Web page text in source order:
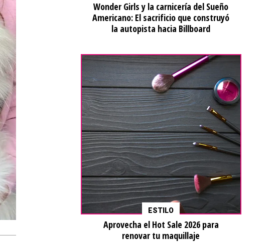
Wonder Girls y la carnicería del Sueño
Americano: El sacrificio que construyó
la autopista hacia Billboard
ESTILO
Aprovecha el Hot Sale 2026 para
renovar tu maquillaje